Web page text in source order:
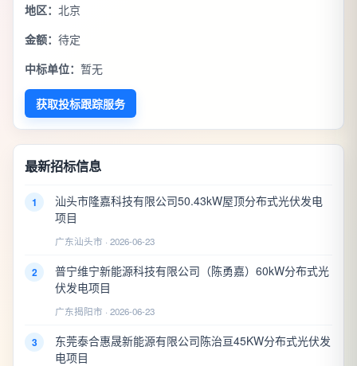
地区： 北京
金额： 待定
中标单位： 暂无
获取投标跟踪服务
最新招标信息
1
汕头市隆嘉科技有限公司50.43kW屋顶分布式光伏发电
项目
广东汕头市 · 2026-06-23
2
普宁维宁新能源科技有限公司（陈勇嘉）60kW分布式光
伏发电项目
广东揭阳市 · 2026-06-23
3
东莞泰合惠晟新能源有限公司陈治亘45KW分布式光伏发
电项目